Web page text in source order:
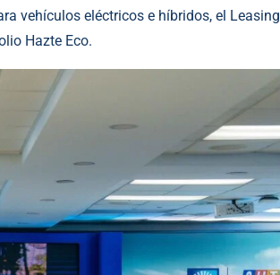
vehículos eléctricos e híbridos, el Leasing
Hazte Eco.